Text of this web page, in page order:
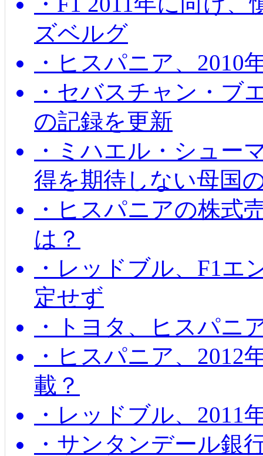
ズベルグ
・ヒスパニア、2010
・セバスチャン・ブ
の記録を更新
・ミハエル・シュー
得を期待しない母国
・ヒスパニアの株式
は？
・レッドブル、F1エ
定せず
・トヨタ、ヒスパニ
・ヒスパニア、2012
載？
・レッドブル、2011
・サンタンデール銀